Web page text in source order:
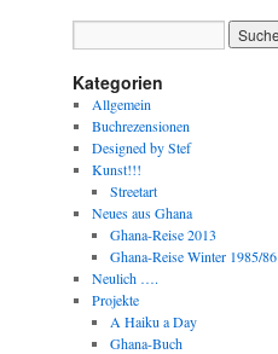
Kategorien
Allgemein
Buchrezensionen
Designed by Stef
Kunst!!!
Streetart
Neues aus Ghana
Ghana-Reise 2013
Ghana-Reise Winter 1985/86
Neulich ….
Projekte
A Haiku a Day
Ghana-Buch